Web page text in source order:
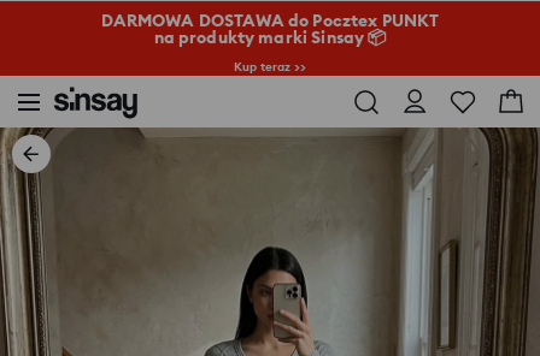
DARMOWA DOSTAWA do Pocztex PUNKT
na produkty marki Sinsay 📦
Kup teraz >>